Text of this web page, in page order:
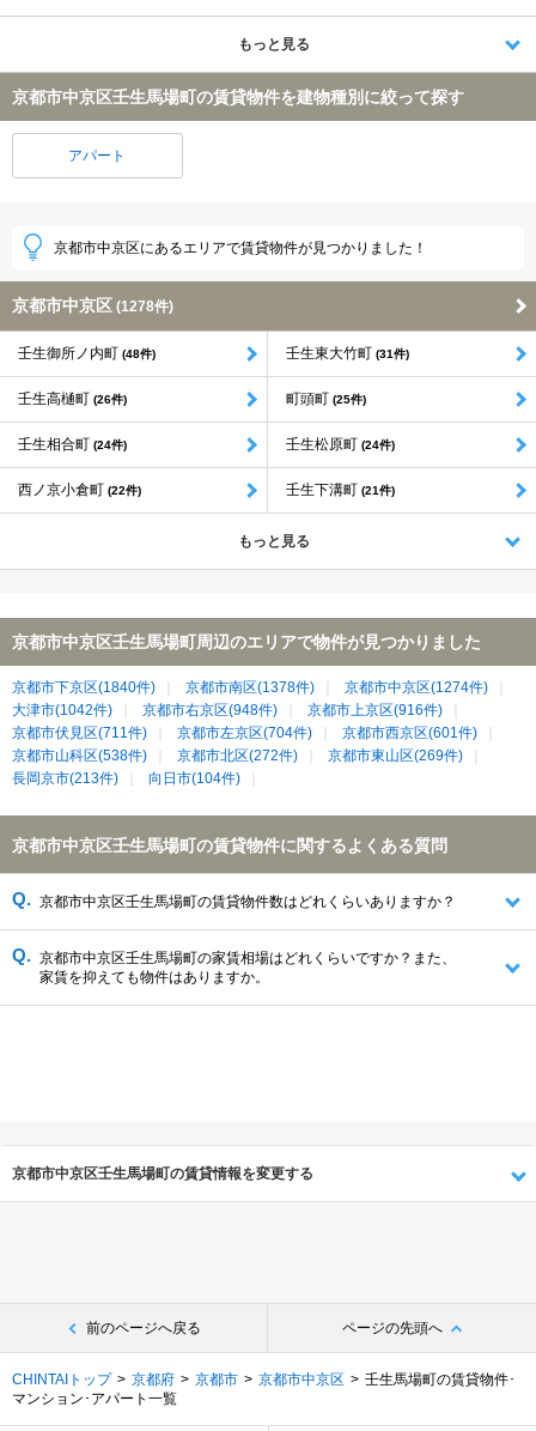
もっと見る
京都市中京区壬生馬場町の賃貸物件を建物種別に絞って探す
アパート
京都市中京区にあるエリアで賃貸物件が見つかりました！
京都市中京区 (1278件)
壬生御所ノ内町 (48件) 壬生東大竹町 (31件)
壬生高樋町 (26件) 町頭町 (25件)
壬生相合町 (24件) 壬生松原町 (24件)
西ノ京小倉町 (22件) 壬生下溝町 (21件)
もっと見る
京都市中京区壬生馬場町周辺のエリアで物件が見つかりました
京都市下京区(1840件) 京都市南区(1378件)
京都市中京区(1274件)
大津市(1042件)
京都市右京区(948件)
京都市上京区(916件)
京都市伏見区(711件)
京都市左京区(704件)
京都市西京区(601件)
京都市山科区(538件)
京都市北区(272件)
京都市東山区(269件)
長岡京市(213件)
向日市(104件)
京都市中京区壬生馬場町の賃貸物件に関するよくある質問
京都市中京区壬生馬場町の賃貸物件数はどれくらいありますか？
京都市中京区壬生馬場町の家賃相場はどれくらいですか？また、
家賃を抑えても物件はありますか。
京都市中京区壬生馬場町の賃貸情報を変更する
前のページへ戻る ページの先頭へ
CHINTAIトップ 京都府 京都市 京都市中京区
壬生馬場町の賃貸物件･
マンション･アパート一覧